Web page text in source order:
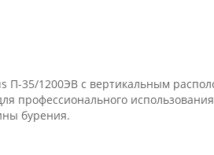
П-35/1200ЭВ с вертикальным
профессионального
бурения.